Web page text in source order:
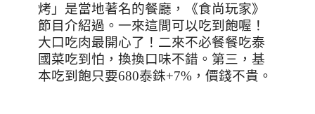
烤」是當地著名的餐廳，《食尚玩家》
節目介紹過。一來這間可以吃到飽喔！
大口吃肉最開心了！二來不必餐餐吃泰
國菜吃到怕，換換口味不錯。第三，基
本吃到飽只要680泰銖+7%，價錢不貴。